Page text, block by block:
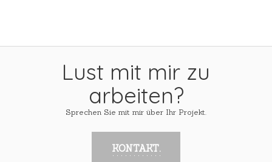
Lust mit mir zu
arbeiten?
Sprechen Sie mit mir über Ihr Projekt.
KONTAKT.